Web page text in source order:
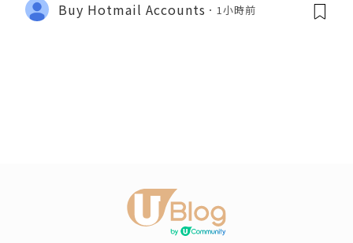
Buy Hotmail Accounts 1小時前